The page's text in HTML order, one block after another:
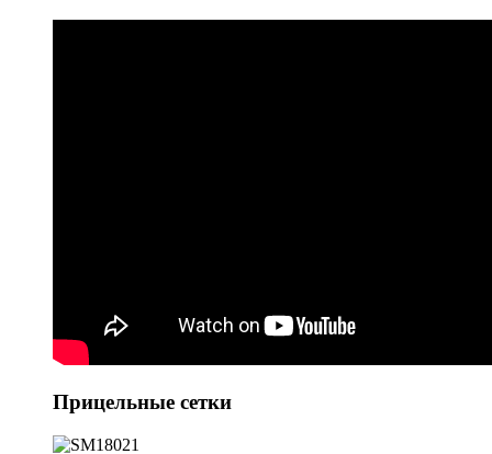
Прицельные сетки